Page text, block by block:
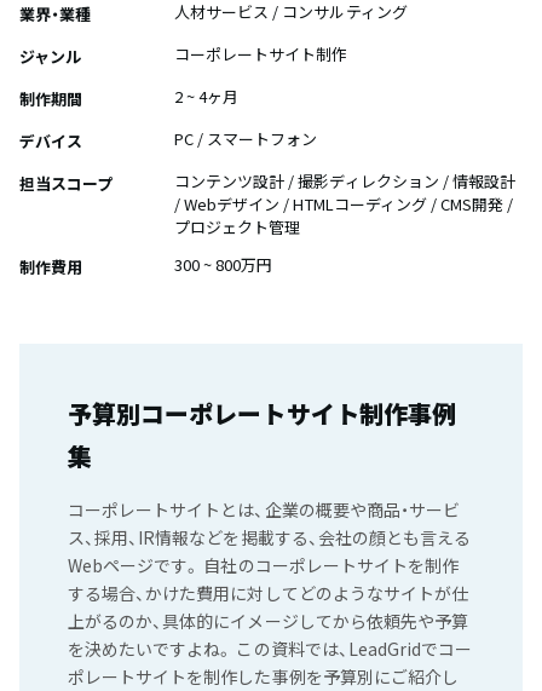
業界・業種
人材サービス / コンサルティング
ジャンル
コーポレートサイト制作
制作期間
2 ~ 4ヶ月
デバイス
PC / スマートフォン
担当スコープ
コンテンツ設計 / 撮影ディレクション / 情報設計
/ Webデザイン / HTMLコーディング / CMS開発 /
プロジェクト管理
制作費用
300 ~ 800万円
予算別コーポレートサイト制作事例
集
コーポレートサイトとは、企業の概要や商品・サービ
ス、採用、IR情報などを掲載する、会社の顔とも言える
Webページです。 自社のコーポレートサイトを制作
する場合、かけた費用に対してどのようなサイトが仕
上がるのか、具体的にイメージしてから依頼先や予算
を決めたいですよね。 この資料では、LeadGridでコー
ポレートサイトを制作した事例を予算別にご紹介し